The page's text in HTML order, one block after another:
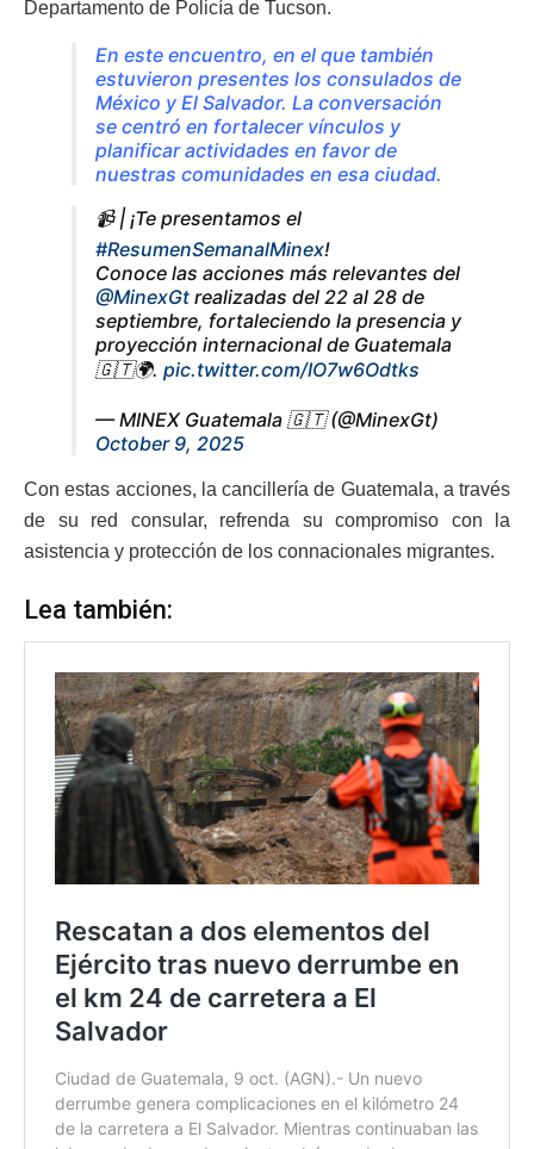
Departamento de Policía de Tucson.
En este encuentro, en el que también
estuvieron presentes los consulados de
México y El Salvador. La conversación
se centró en fortalecer vínculos y
planificar actividades en favor de
nuestras comunidades en esa ciudad.
📹 | ¡Te presentamos el
#ResumenSemanalMinex!
Conoce las acciones más relevantes del
@MinexGt realizadas del 22 al 28 de
septiembre, fortaleciendo la presencia y
proyección internacional de Guatemala
🇬🇹🌍. pic.twitter.com/IO7w6Odtks
— MINEX Guatemala 🇬🇹 (@MinexGt)
October 9, 2025
Con estas acciones, la cancillería de Guatemala, a través
de su red consular, refrenda su compromiso con la
asistencia y protección de los connacionales migrantes.
Lea también: